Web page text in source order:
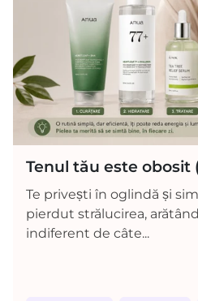
Tenul tău este obosit
Te privești în oglindă și
pierdut strălucirea,
indiferent de câte...